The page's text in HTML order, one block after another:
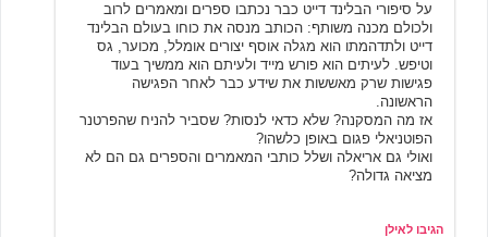
על סיפורי הבלינד דייט כבר נכתבו ספרים ומאמרים לרוב
ולכולם מכנה משותף: הכותב מנסה את כוחו בעולם הבלינד
דייט ולתדהמתו הוא מגלה אוסף יצורים אומלל, מכוער, גס
וטיפש. לעיתים הוא פורש מייד ולעיתם הוא ממשיך בעוד
פגישות שרק מאששות את שידע כבר לאחר הפגישה
הראשונה.
אז מה המסקנה? שלא כדאי לנסות? שסביר להניח שהפרטנר
הפוטניאלי פגום באופן כלשהו?
ואולי גם אריאלה ושלל כותבי המאמרים והספרים גם הם לא
מציאה גדולה?
הגיבו לאילן